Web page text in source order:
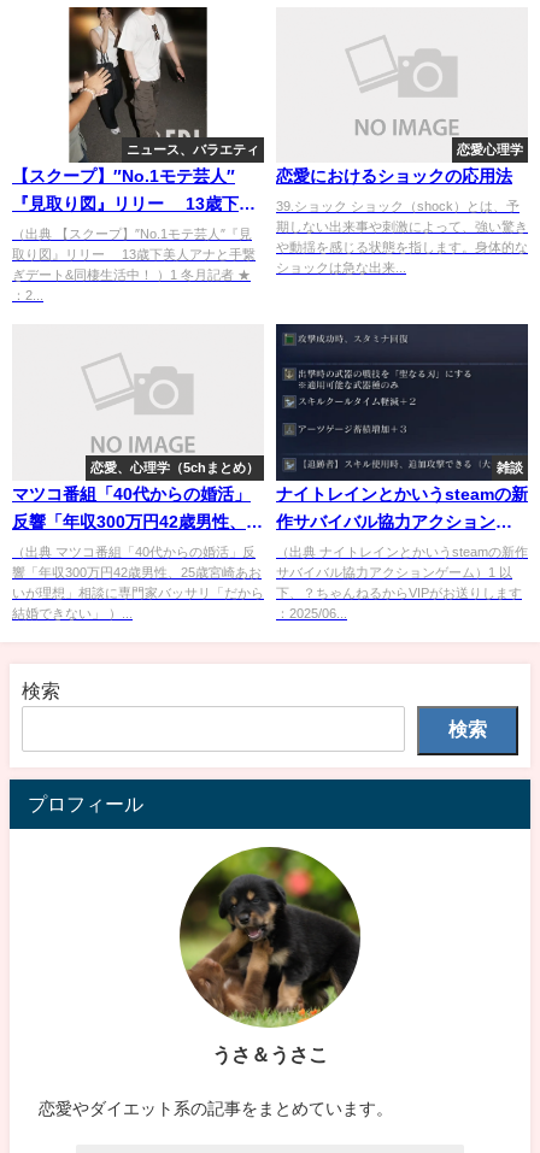
ニュース、バラエティ
【スクープ】″No.1モテ芸人″
『見取り図』リリー 13歳下美
人アナと手繋ぎデート＆同棲生
活中！ [冬月記者★]
（出典 【スクープ】″No.1モテ芸人″『見
取り図』リリー 13歳下美人アナと手繋
ぎデート&同棲生活中！ ）1 冬月記者 ★
：2...
恋愛心理学
恋愛におけるショックの応用法
39.ショック ショック（shock）とは、予
期しない出来事や刺激によって、強い驚き
や動揺を感じる状態を指します。身体的な
ショックは急な出来...
恋愛、心理学（5chまとめ）
マツコ番組「40代からの婚活」
反響「年収300万円42歳男性、
25歳宮崎あおいが理想」相談に
専門家バッサリ「だから結婚で
きない」 [muffin★]
（出典 マツコ番組「40代からの婚活」反
響「年収300万円42歳男性、25歳宮崎あお
いが理想」相談に専門家バッサリ「だから
結婚できない」 ）...
雑談
ナイトレインとかいうsteamの新
作サバイバル協力アクションゲ
ーム
（出典 ナイトレインとかいうsteamの新作
サバイバル協力アクションゲーム）1 以
下、？ちゃんねるからVIPがお送りします
：2025/06...
検索
検索
プロフィール
うさ＆うさこ
恋愛やダイエット系の記事をまとめています。